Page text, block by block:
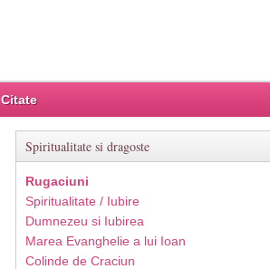
Citate
Spiritualitate si dragoste
Rugaciuni
Spiritualitate / Iubire
Dumnezeu si Iubirea
Marea Evanghelie a lui Ioan
Colinde de Craciun